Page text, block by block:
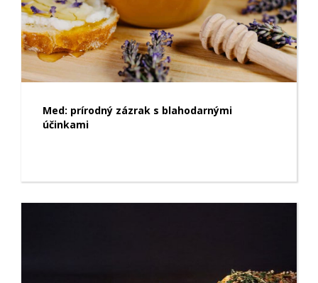
Med: prírodný zázrak s blahodarnými
účinkami